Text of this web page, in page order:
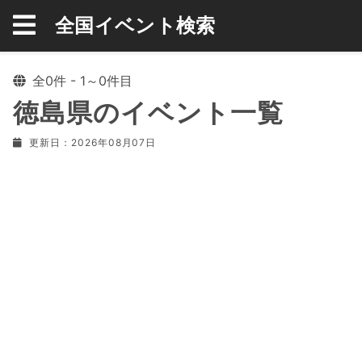
全国イベント検索
全0件 - 1～0件目
徳島県のイベント一覧
更新日：2026年08月07日